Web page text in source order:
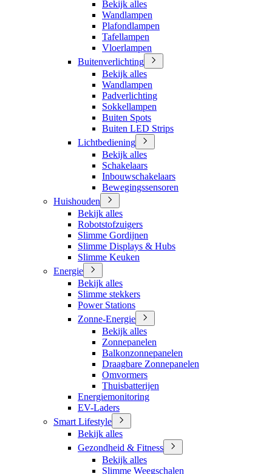
Bekijk alles
Wandlampen
Plafondlampen
Tafellampen
Vloerlampen
Buitenverlichting
Bekijk alles
Wandlampen
Padverlichting
Sokkellampen
Buiten Spots
Buiten LED Strips
Lichtbediening
Bekijk alles
Schakelaars
Inbouwschakelaars
Bewegingssensoren
Huishouden
Bekijk alles
Robotstofzuigers
Slimme Gordijnen
Slimme Displays & Hubs
Slimme Keuken
Energie
Bekijk alles
Slimme stekkers
Power Stations
Zonne-Energie
Bekijk alles
Zonnepanelen
Balkonzonnepanelen
Draagbare Zonnepanelen
Omvormers
Thuisbatterijen
Energiemonitoring
EV-Laders
Smart Lifestyle
Bekijk alles
Gezondheid & Fitness
Bekijk alles
Slimme Weegschalen